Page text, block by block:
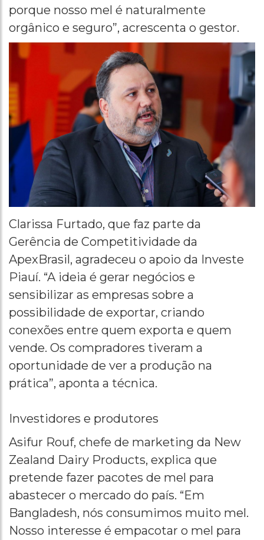
porque nosso mel é naturalmente
orgânico e seguro”, acrescenta o gestor.
Clarissa Furtado, que faz parte da
Gerência de Competitividade da
ApexBrasil, agradeceu o apoio da Investe
Piauí. “A ideia é gerar negócios e
sensibilizar as empresas sobre a
possibilidade de exportar, criando
conexões entre quem exporta e quem
vende. Os compradores tiveram a
oportunidade de ver a produção na
prática”, aponta a técnica.
Investidores e produtores
Asifur Rouf, chefe de marketing da New
Zealand Dairy Products, explica que
pretende fazer pacotes de mel para
abastecer o mercado do país. “Em
Bangladesh, nós consumimos muito mel.
Nosso interesse é empacotar o mel para